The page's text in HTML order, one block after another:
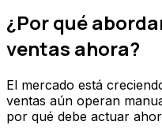
¿Por qué
ventas ahora?
El mercado está
ventas aún operan
por qué debe actuar